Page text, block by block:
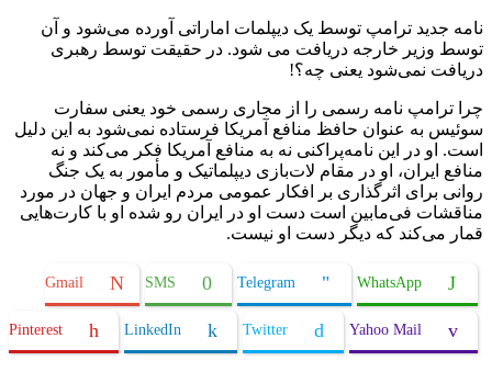
نامه جدید ترامپ توسط یک دیپلمات اماراتی آورده می‌شود و آن
توسط وزیر خارجه دریافت می شود. در حقیقت توسط رهبری
دریافت نمی‌شود یعنی چه؟!
چرا ترامپ نامه رسمی را از مجاری رسمی خود یعنی سفارت
سوئیس به عنوان حافظ منافع آمریکا فرستاده نمی‌شود به این دلیل
است. او در این نامه‌پراکنی نه به منافع آمریکا فکر می‌کند و نه
منافع ایران، او در مقام لات‌بازی دیپلماتیک و مأمور به یک جنگ
روانی برای اثرگذاری بر افکار عمومی مردم ایران و جهان در مورد
مناقشات فی‌مابین است دست‌ او در ایران رو شده او با کارت‌هایی
قمار می‌کند که دیگر دست او نیست.
WhatsApp
Telegram
SMS
Gmail
Yahoo Mail
Twitter
LinkedIn
Pinterest